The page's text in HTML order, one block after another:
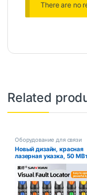
There are no
Related
Оборудование для связи
Новый дизайн, красная
лазерная указка, 50
VFL, визуальный
неисправностей, тестер
оптоволоконного
диапазон 50 МВт,
FC/SC/ST